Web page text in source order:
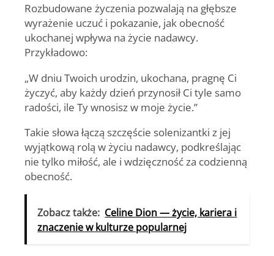
Rozbudowane życzenia pozwalają na głębsze
wyrażenie uczuć i pokazanie, jak obecność
ukochanej wpływa na życie nadawcy.
Przykładowo:
„W dniu Twoich urodzin, ukochana, pragnę Ci
życzyć, aby każdy dzień przynosił Ci tyle samo
radości, ile Ty wnosisz w moje życie.”
Takie słowa łączą szczęście solenizantki z jej
wyjątkową rolą w życiu nadawcy, podkreślając
nie tylko miłość, ale i wdzięczność za codzienną
obecność.
Zobacz także: Celine Dion — życie, kariera i
znaczenie w kulturze popularnej